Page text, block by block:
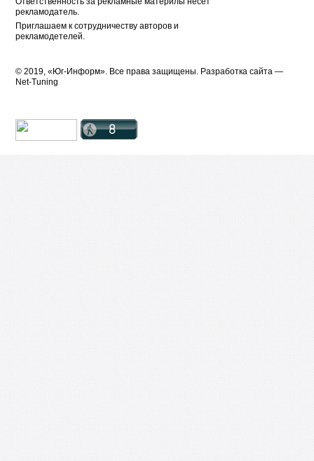
рекламодатель.
Приглашаем к сотрудничеству авторов и
рекламодетелей.
© 2019, «Юг-Информ». Все права защищены. Разработка cайта —
Net-Tuning